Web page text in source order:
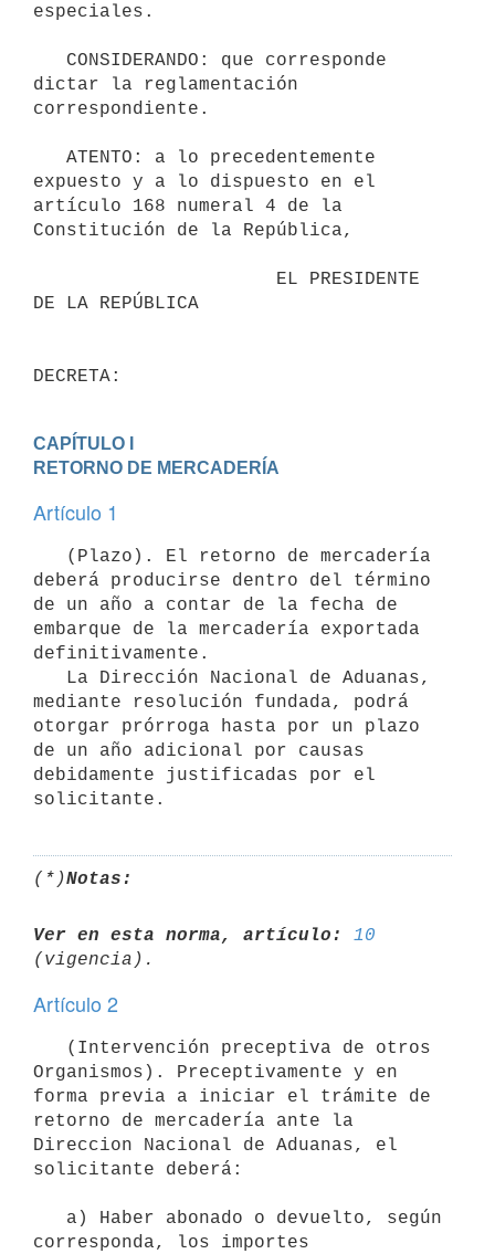
especiales.
dictar la reglamentación
correspondiente.
expuesto y a lo dispuesto en el
artículo 168 numeral 4 de la
Constitución de la República,
DE LA REPÚBLICA
CAPÍTULO I
RETORNO DE MERCADERÍA
Artículo 1
deberá producirse dentro del término
de un año a contar de la fecha de
embarque de la mercadería exportada
definitivamente.
mediante resolución fundada, podrá
otorgar prórroga hasta por un plazo
de un año adicional por causas
debidamente justificadas por el
(*)Notas:
Ver en esta norma, artículo:
10
Artículo 2
Organismos). Preceptivamente y en
forma previa a iniciar el trámite de
retorno de mercadería ante la
Direccion Nacional de Aduanas, el
solicitante deberá:
corresponda, los importes